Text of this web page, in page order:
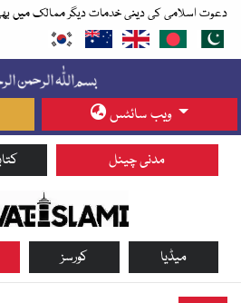
دعوت اسلامی کی دینی خدمات دیگر ممالک میں
ویب سائٹس
مدنی چینل
کورسز میڈیا